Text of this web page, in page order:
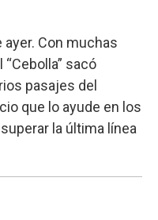
Con muchas
sacó
pasajes del
que lo ayude en los
la última línea